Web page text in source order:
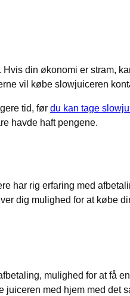
din økonomi er stram,
vil købe slowjuiceren
tid, før du kan tage
havde haft pengene.
har rig erfaring med
dig mulighed for at købe
mulighed for at få
med hjem med det